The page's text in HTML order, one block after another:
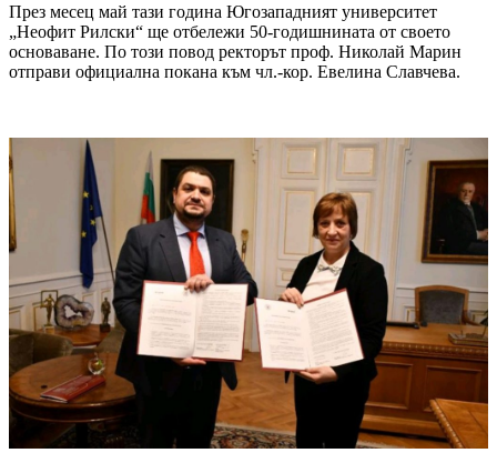
През месец май тази година Югозападният университет
„Неофит Рилски“ ще отбележи 50-годишнината от своето
основаване. По този повод ректорът проф. Николай Марин
отправи официална покана към чл.-кор. Евелина Славчева.